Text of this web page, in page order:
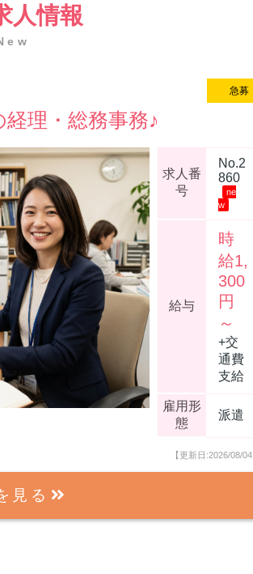
人を掲載しました
日）までGW休業とさせて頂きます。
人情報
new
急募
理・総務事務♪
求人番
号
No.2
860
ne
w
給与
時
給1,
300
円
～
+交
通費
支給
雇用形
態
派遣
【更新日:2026/08/04
見る